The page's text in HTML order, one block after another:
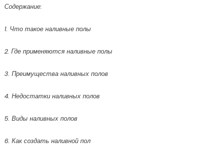
Содержание:
1. Что такое наливные полы
2. Где применяются наливные полы
3. Преимущества наливных полов
4. Недостатки наливных полов
5. Виды наливных полов
6. Как создать наливной пол